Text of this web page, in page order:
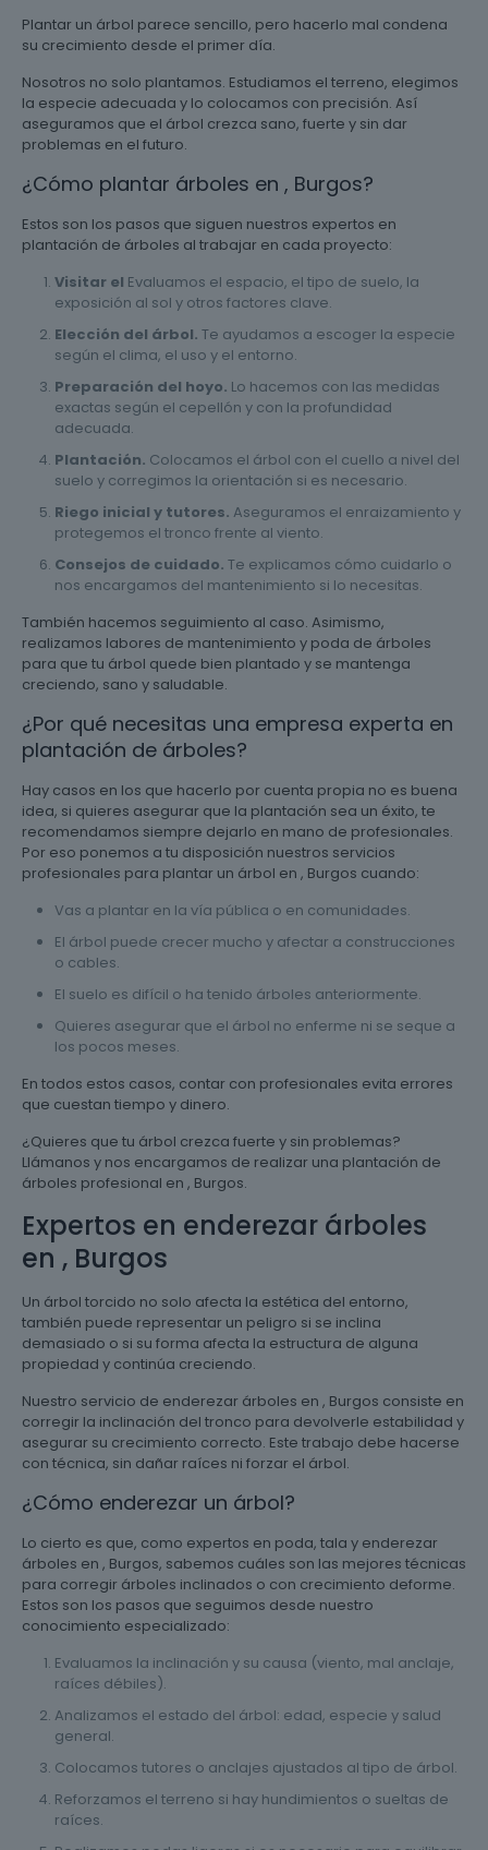
Plantar un árbol parece sencillo, pero hacerlo mal condena
su crecimiento desde el primer día.
Nosotros no solo plantamos. Estudiamos el terreno, elegimos
la especie adecuada y lo colocamos con precisión. Así
aseguramos que el árbol crezca sano, fuerte y sin dar
problemas en el futuro.
¿Cómo plantar árboles en , Burgos?
Estos son los pasos que siguen nuestros expertos en
plantación de árboles al trabajar en cada proyecto:
Visitar el Evaluamos el espacio, el tipo de suelo, la
exposición al sol y otros factores clave.
Elección del árbol. Te ayudamos a escoger la especie
según el clima, el uso y el entorno.
Preparación del hoyo. Lo hacemos con las medidas
exactas según el cepellón y con la profundidad
adecuada.
Plantación. Colocamos el árbol con el cuello a nivel del
suelo y corregimos la orientación si es necesario.
Riego inicial y tutores. Aseguramos el enraizamiento y
protegemos el tronco frente al viento.
Consejos de cuidado. Te explicamos cómo cuidarlo o
nos encargamos del mantenimiento si lo necesitas.
También hacemos seguimiento al caso. Asimismo,
realizamos labores de mantenimiento y poda de árboles
para que tu árbol quede bien plantado y se mantenga
creciendo, sano y saludable.
¿Por qué necesitas una empresa experta en
plantación de árboles?
Hay casos en los que hacerlo por cuenta propia no es buena
idea, si quieres asegurar que la plantación sea un éxito, te
recomendamos siempre dejarlo en mano de profesionales.
Por eso ponemos a tu disposición nuestros servicios
profesionales para plantar un árbol en , Burgos cuando:
Vas a plantar en la vía pública o en comunidades.
El árbol puede crecer mucho y afectar a construcciones
o cables.
El suelo es difícil o ha tenido árboles anteriormente.
Quieres asegurar que el árbol no enferme ni se seque a
los pocos meses.
En todos estos casos, contar con profesionales evita errores
que cuestan tiempo y dinero.
¿Quieres que tu árbol crezca fuerte y sin problemas?
Llámanos y nos encargamos de realizar una plantación de
árboles profesional en , Burgos.
Expertos en enderezar árboles
en , Burgos
Un árbol torcido no solo afecta la estética del entorno,
también puede representar un peligro si se inclina
demasiado o si su forma afecta la estructura de alguna
propiedad y continúa creciendo.
Nuestro servicio de enderezar árboles en , Burgos consiste en
corregir la inclinación del tronco para devolverle estabilidad y
asegurar su crecimiento correcto. Este trabajo debe hacerse
con técnica, sin dañar raíces ni forzar el árbol.
¿Cómo enderezar un árbol?
Lo cierto es que, como expertos en poda, tala y enderezar
árboles en , Burgos, sabemos cuáles son las mejores técnicas
para corregir árboles inclinados o con crecimiento deforme.
Estos son los pasos que seguimos desde nuestro
conocimiento especializado:
Evaluamos la inclinación y su causa (viento, mal anclaje,
raíces débiles).
Analizamos el estado del árbol: edad, especie y salud
general.
Colocamos tutores o anclajes ajustados al tipo de árbol.
Reforzamos el terreno si hay hundimientos o sueltas de
raíces.